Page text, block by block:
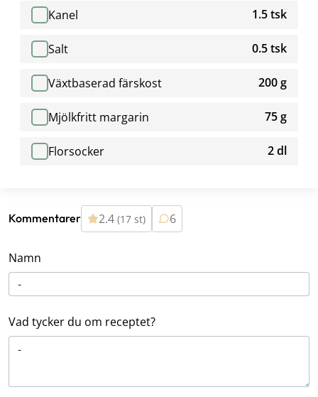
Kanel 1.5 tsk
Salt 0.5 tsk
Växtbaserad färskost 200 g
Mjölkfritt margarin 75 g
Florsocker 2 dl
Kommentarer 2.4 (17 st) 6
Namn
Vad tycker du om receptet?